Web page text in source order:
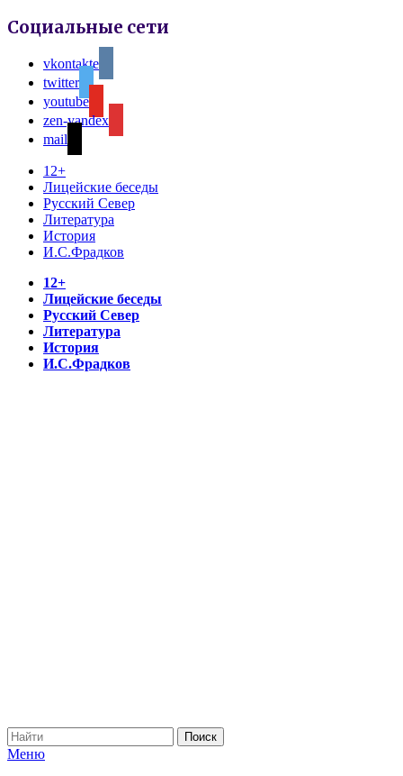
Социальные сети
vkontakte
twitter
youtube
zen-yandex
mail
12+
Лицейские беседы
Русский Север
Литература
История
И.С.Фрадков
12+
Лицейские беседы
Русский Север
Литература
История
И.С.Фрадков
Меню